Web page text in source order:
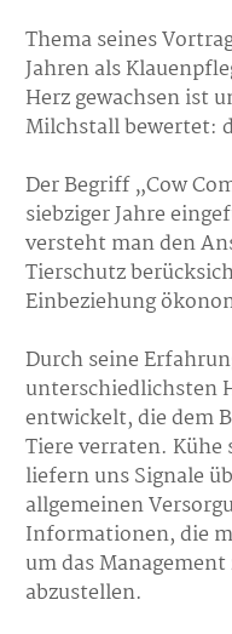
Thema seines
Jahren als
Herz gewachsen ist
Milchstall bewertet:
Der Begriff „Cow
siebziger Jahre
versteht man den
Tierschutz
Einbeziehung
Durch seine
unterschiedlichsten
entwickelt, die dem
Tiere verraten. Kühe
liefern uns Signale
allgemeinen
Informationen, die
um das
abzustellen.